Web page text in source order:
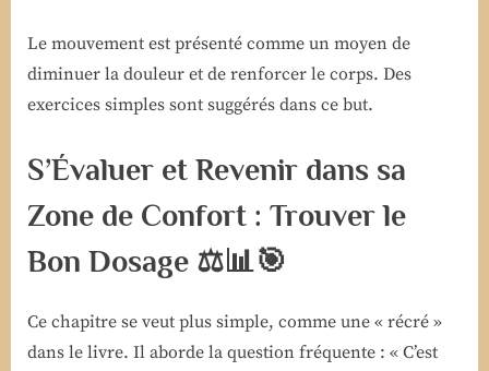
Le mouvement est présenté comme un moyen de
diminuer la douleur et de renforcer le corps. Des
exercices simples sont suggérés dans ce but.
S’Évaluer et Revenir dans sa
Zone de Confort : Trouver le
Bon Dosage ⚖️📊🎯
Ce chapitre se veut plus simple, comme une « récré »
dans le livre. Il aborde la question fréquente : « C’est